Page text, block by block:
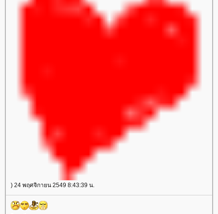
) 24 พฤศจิกายน 2549 8:43:39 น.